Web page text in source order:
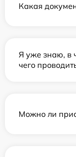
Какая
Я уже знаю, в
чего
Можно ли